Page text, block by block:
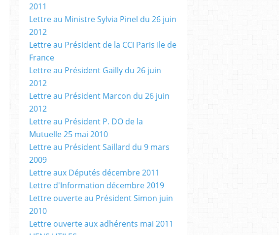
2011
Lettre au Ministre Sylvia Pinel du 26 juin
2012
Lettre au Président de la CCI Paris Ile de
France
Lettre au Président Gailly du 26 juin
2012
Lettre au Président Marcon du 26 juin
2012
Lettre au Président P. DO de la
Mutuelle 25 mai 2010
Lettre au Président Saillard du 9 mars
2009
Lettre aux Députés décembre 2011
Lettre d'Information décembre 2019
Lettre ouverte au Président Simon juin
2010
Lettre ouverte aux adhérents mai 2011